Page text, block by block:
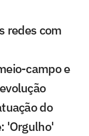
redes com
campo e
do
'Orgulho'